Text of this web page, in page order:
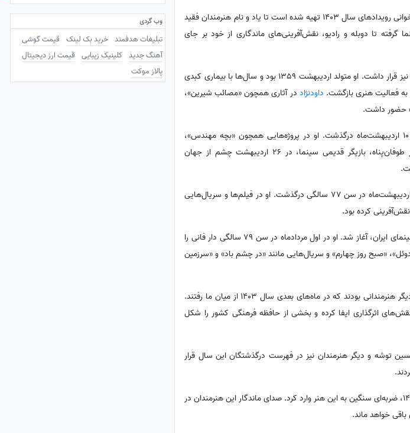
این ویدئو و متن، به مناسبت مرور رخدادهای فرهنگی در سال 1405 و بازخوانی رویدادهای سال 1403 تهیه شده است تا یاد و نام هنرمندان فقید
تا دوبله و رادیو، نقش‌آفرینی‌های ماندگاری از خود بر جای
در میان این چهره‌ها، رضا داودنژاد، بازیگر شناخته‌شده سینما و تلویزیون نیز قرار داشت. او متولد اردیبهشت 1359 بود و سال‌ها با بیماری کبدی
داودنژاد در آثاری همچون «مصائب شیرین»،
حضور داشت.
در ادامه سال 1403، رضا شیخی، فیلمبردار برجسته سینمای ایران، در 10 اردیبهشت‌ماه درگذشت. او در پروژه‌هایی همچون «بچه مهندس»،
«جراحت» و «گل‌های گرمسیری» فعالیت داشت. همچنین سیدعلی‌اکبر طوفان‌پناه، بازیگر قدیمی سینما، در 26 اردیبهشت چشم از جهان
زهرا خوشکام، بازیگر پیشکسوت سینما و همسر علی حاتمی، نیز در 28 اردیبهشت‌ماه در سن 77 سالگی درگذشت. او در فیلم‌ها و سریال‌هایی
کرده بود.
تابستان 1403 نیز با خبر درگذشت سعید راد، یکی از چهره‌های ماندگار سینمای ایران، آغاز شد. او در اول مردادماه در سن 79 سالگی دار فانی را
«صبح روز چهارم» و سریال‌هایی مانند «در چشم باد» و «سرزمین
فتح‌الله طاهری، هوشنگ حریرچیان، حسین خانی‌بیک و زهره حمیدی از دیگر هنرمندانی بودند که در ماه‌های بعدی سال 1403 از میان ما رفتند.
اثرگذاری ایفا کرده و بخشی از حافظه فرهنگی کشور را شکل
توشه و دیگر هنرمندان نیز در فهرست درگذشتگان این سال قرار
در حوزه دوبله نیز فقدان ایرج رضایی و منوچهر والی‌زاده در پایان سال 1403، ضربه‌ای سنگین به این هنر وارد کرد. صدای ماندگار این هنرمندان در
خواهد ماند.
وب گردی
تبلیغات هدفمند خرید بک لینک قیمت گوشی
آهنگ جدید کلینیک زیبایی قیمت ارز دیجیتال
پالاز موکت